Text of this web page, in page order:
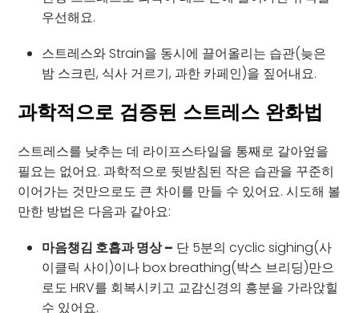
우선해요.
스트레스와 Strain을 동시에 끌어올리는 습관(늦은
밤 스크린, 식사 거르기, 과한 카페인)을 짚어내요.
과학적으로 검증된 스트레스 완화법
스트레스를 낮추는 데 라이프스타일을 통째로 갈아엎을
필요는 없어요. 과학적으로 뒷받침된 작은 습관을 꾸준히
이어가는 것만으로도 큰 차이를 만들 수 있어요. 시도해 볼
만한 방법은 다음과 같아요:
마음챙김 호흡과 명상 – 단 5분의 cyclic sighing(사
이클릭 사이)이나 box breathing(박스 브리딩)만으
로도 HRV를 회복시키고 교감신경의 흥분을 가라앉힐
수 있어요.